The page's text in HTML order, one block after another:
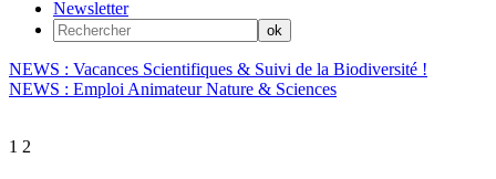
Newsletter
NEWS : Vacances Scientifiques & Suivi de la Biodiversité !
NEWS : Emploi Animateur Nature & Sciences
1 2